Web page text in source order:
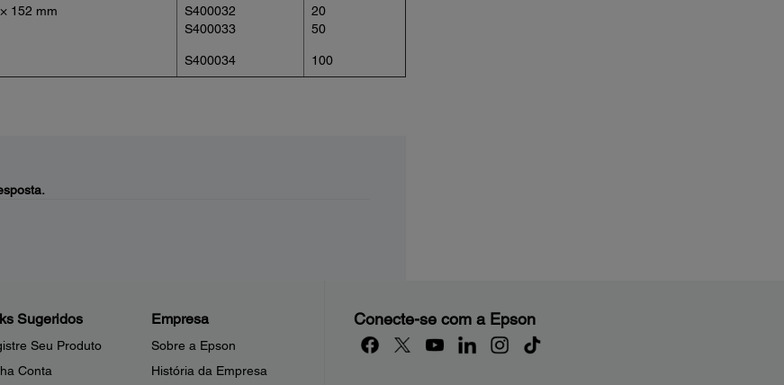
152 mm
S400032
S400033
S400034
20
50
100
Sugeridos
Seu Produto
Conta
Empresa
Sobre a Epson
História da Empresa
Conecte-se com a Epson